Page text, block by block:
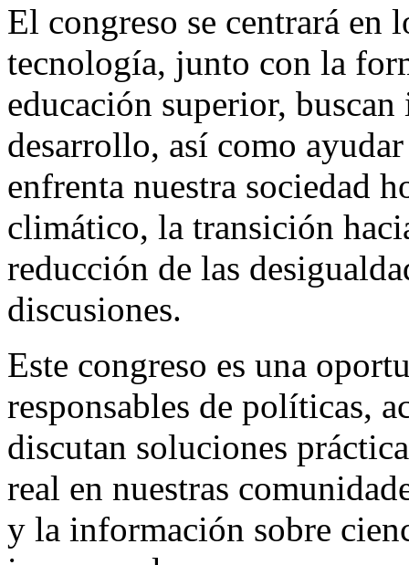
El congreso se centrará en
tecnología, junto con la
educación superior,
desarrollo, así como
enfrenta nuestra sociedad
climático, la transición
reducción de las
discusiones.
Este congreso es una
responsables de políticas,
discutan soluciones
real en nuestras
y la información sobre